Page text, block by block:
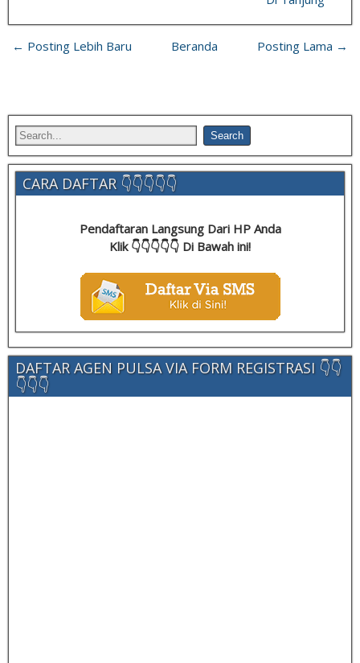
← Posting Lebih Baru Posting Lama →
Beranda
CARA DAFTAR 👇👇👇👇👇
Pendaftaran Langsung Dari HP Anda
Klik 👇👇👇👇👇 Di Bawah ini!
DAFTAR AGEN PULSA VIA FORM REGISTRASI 👇👇
👇👇👇